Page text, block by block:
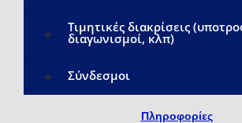
Τιμητικές διακρίσεις
διαγωνισμοί, κλπ)
Σύνδεσμοι
Πληροφορίες